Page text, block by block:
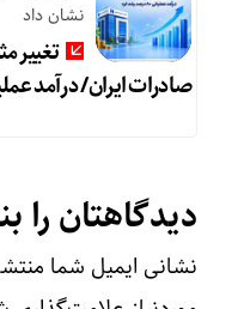
نشان داد
تغییر
صادرات ایران/ درآمد عملیاتی ۸۰ درصد
دیدگاهتان را
نشانی ایمیل شما